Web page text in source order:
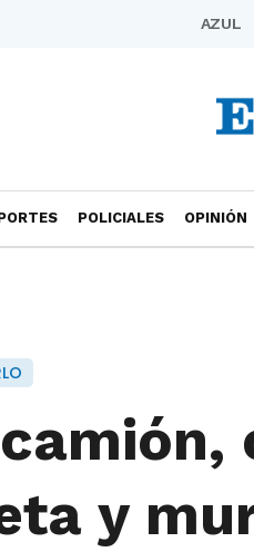
AZUL
POLICIALES OPINIÓN
y